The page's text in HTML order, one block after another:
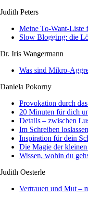
Judith Peters
Meine To-Want-Liste
Slow Blogging: die
Dr. Iris Wangermann
Was sind Mikro-
Daniela Pokorny
Provokation durch
20 Minuten für dich
Details – zwischen
Im Schreiben loslassen
Inspiration für dein
Die Magie der
Wissen, wohin du
Judith Oesterle
Vertrauen und Mut –